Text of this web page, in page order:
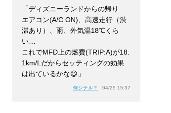
「ディズニーランドからの帰り
エアコン(A/C ON)、高速走行（渋
滞あり）、雨、外気温18℃くら
い…
これでMFD上の燃費(TRIP:A)が18.
1km/Lだからセッティングの効果
は出ているかな😃」
何シテル？ 04/25 15:37